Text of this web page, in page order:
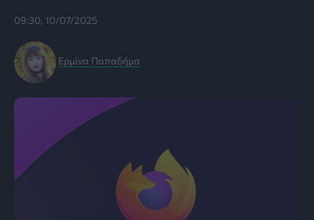
09:30, 10/07/2025
Ερμίνα Παπαδήμα